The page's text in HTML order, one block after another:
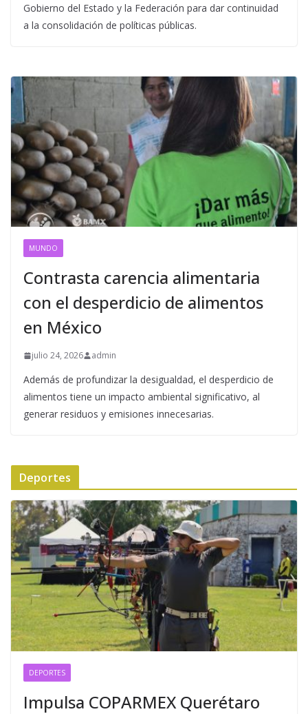
Gobierno del Estado y la Federación para dar continuidad
a la consolidación de políticas públicas.
MUNDO
Contrasta carencia alimentaria
con el desperdicio de alimentos
en México
julio 24, 2026 admin
Además de profundizar la desigualdad, el desperdicio de
alimentos tiene un impacto ambiental significativo, al
generar residuos y emisiones innecesarias.
Deportes
DEPORTES
Impulsa COPARMEX Querétaro